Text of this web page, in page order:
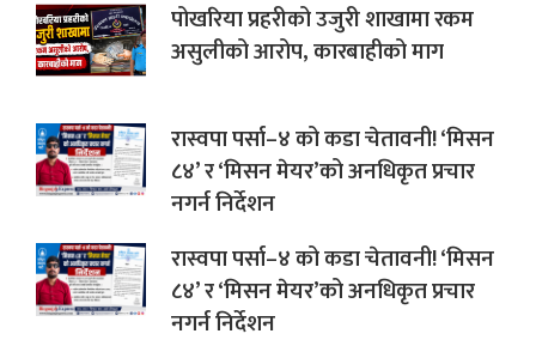
पोखरिया प्रहरीको उजुरी शाखामा रकम
असुलीको आरोप, कारबाहीको माग
रास्वपा पर्सा–४ को कडा चेतावनी! ‘मिसन
८४’ र ‘मिसन मेयर’को अनधिकृत प्रचार
नगर्न निर्देशन
रास्वपा पर्सा–४ को कडा चेतावनी! ‘मिसन
८४’ र ‘मिसन मेयर’को अनधिकृत प्रचार
नगर्न निर्देशन